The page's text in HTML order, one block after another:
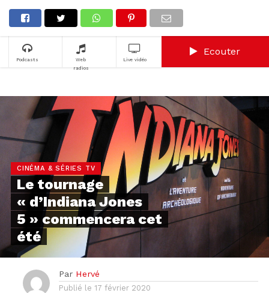
Podcasts
Web
radios
Live vidéo
Ecouter
CINÉMA & SÉRIES TV
Le tournage
« d’Indiana Jones
5 » commencera cet
été
Par Hervé
Publié le 17 février 2020